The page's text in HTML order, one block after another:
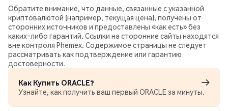
Обратите внимание, что данные, связанные с указанной
криптовалютой (например, текущая цена), получены от
сторонних источников и предоставлены «как есть» без
каких‑либо гарантий. Ссылки на сторонние сайты находятся
вне контроля Phemex. Содержимое страницы не следует
рассматривать как подтверждение или гарантию
достоверности.
Как Купить ORACLE?
Узнайте, как получить ваш первый ORACLE за минуты.